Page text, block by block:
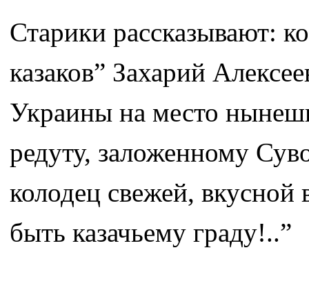
Старики рассказывают:
казаков” Захарий
Украины на место
редуту, заложенному
колодец свежей, вкусной
быть казачьему граду!..”